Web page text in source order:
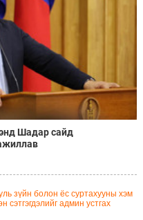
Шадар сайд
зүйн болон ёс суртахууны хэм
сэтгэгдэлийг админ устгах